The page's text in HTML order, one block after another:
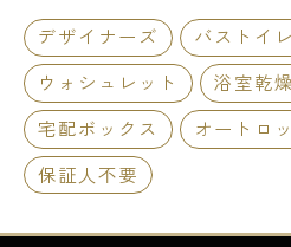
デザイナーズ
バストイ
ウォシュレット
浴室乾
宅配ボックス
オートロ
保証人不要